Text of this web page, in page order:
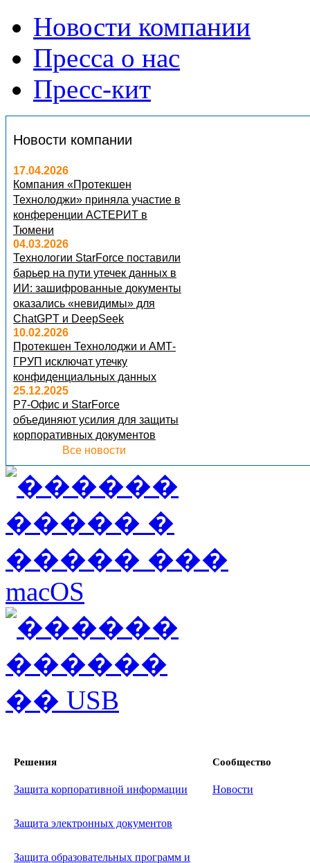
Новости компании
Пресса о нас
Пресс-кит
Новости компании
17.04.2026
Компания «Протекшен
Технолоджи» приняла участие в
конференции АСТЕРИТ в
Тюмени
04.03.2026
Технологии StarForce поставили
барьер на пути утечек данных в
ИИ: зашифрованные документы
оказались «невидимы» для
ChatGPT и DeepSeek
10.02.2026
Протекшен Технолоджи и АМТ-
ГРУП исключат утечку
конфиденциальных данных
25.12.2025
Р7-Офис и StarForce
объединяют усилия для защиты
корпоративных документов
Все новости
Решения Сообщество
Защита корпоративной информации Новости
Защита электронных документов
Защита образовательных программ и